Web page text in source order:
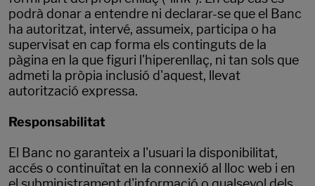
podrà donar a entendre ni declarar-se que el Banc
ha autoritzat, intervé, assumeix, participa o ha
supervisat en cap forma els continguts de la
pàgina en la que figuri l'hiperenllaç, ni tan sols que
admeti la pròpia inclusió d'aquest, llevat
autorització expressa.
Responsabilitat
El Banc no garanteix a l'usuari la disponibilitat,
accés o continuïtat en la connexió al lloc web i en